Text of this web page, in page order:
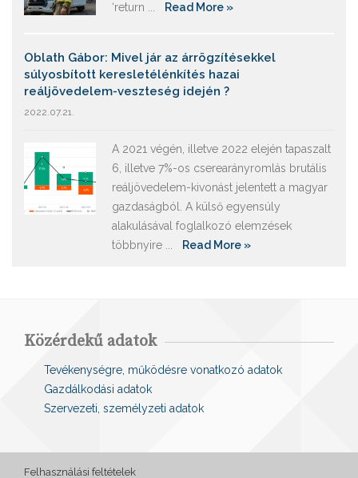
‘return ...
Read More »
Oblath Gábor: Mivel jár az árrögzítésekkel
súlyosbított keresletélénkítés hazai
reáljövedelem-veszteség idején ?
2022.07.21.
A 2021 végén, illetve 2022 elején tapaszalt
6, illetve 7%-os cserearányromlás brutális
reáljövedelem-kivonást jelentett a magyar
gazdaságból. A külső egyensúly
alakulásával foglalkozó elemzések
többnyire ...
Read More »
Közérdekű adatok
Tevékenységre, működésre vonatkozó adatok
Gazdálkodási adatok
Szervezeti, személyzeti adatok
Felhasználási feltételek